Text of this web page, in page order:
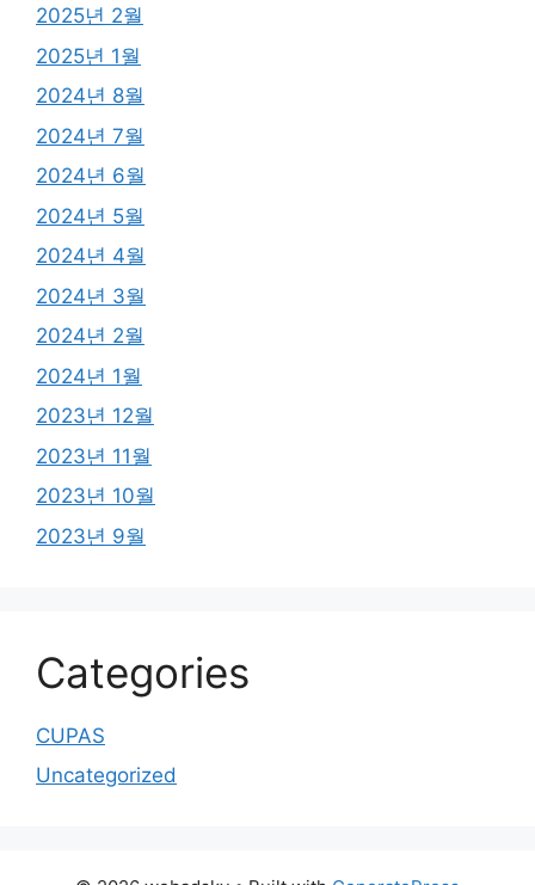
2025년 2월
2025년 1월
2024년 8월
2024년 7월
2024년 6월
2024년 5월
2024년 4월
2024년 3월
2024년 2월
2024년 1월
2023년 12월
2023년 11월
2023년 10월
2023년 9월
Categories
CUPAS
Uncategorized